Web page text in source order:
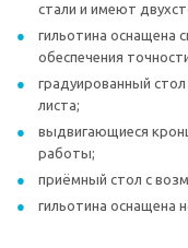
стали и имеют
гильотина оснащена
обеспечения
градуированный
листа;
выдвигающиеся
работы;
приёмный стол с
гильотина оснащена